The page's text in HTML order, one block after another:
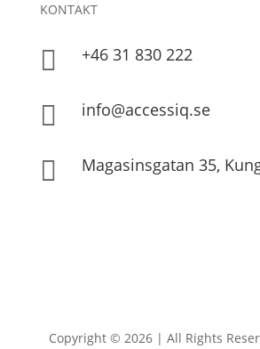
KONTAKT
 +46 31 830 222
 info@accessiq.se
 Magasinsgatan 35,
Copyright © 2026 | All Rights